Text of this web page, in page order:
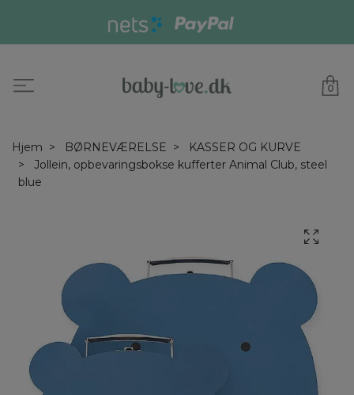
0
Hjem BØRNEVÆRELSE
KASSER OG KURVE
Jollein, opbevaringsbokse kufferter Animal Club, steel
blue